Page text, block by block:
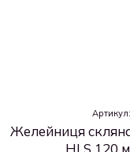
Желейниця
HLS 120